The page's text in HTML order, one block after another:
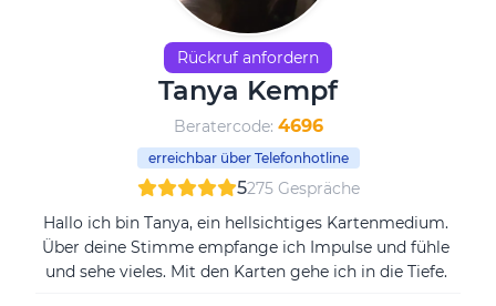
Rückruf anfordern
Tanya Kempf
Beratercode: 4696
erreichbar über Telefonhotline
5275 Gespräche
Hallo ich bin Tanya, ein hellsichtiges Kartenmedium.
Über deine Stimme empfange ich Impulse und fühle
und sehe vieles. Mit den Karten gehe ich in die Tiefe.